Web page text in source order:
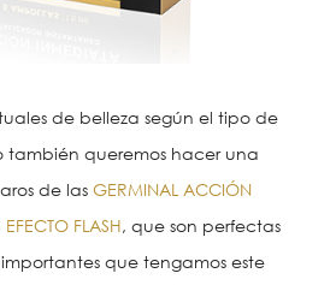
de belleza según el tipo de
también queremos hacer una
de las GERMINAL ACCIÓN
FLASH, que son perfectas
que tengamos este